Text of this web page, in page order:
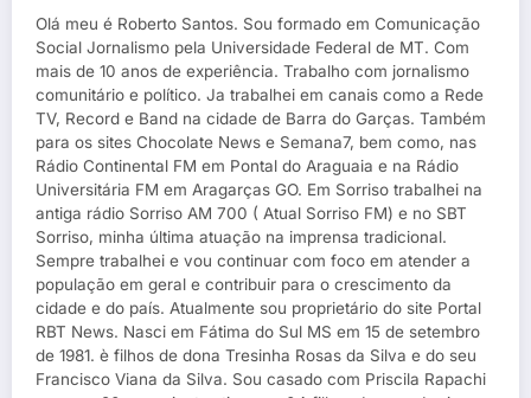
Olá meu é Roberto Santos. Sou formado em Comunicação
Social Jornalismo pela Universidade Federal de MT. Com
mais de 10 anos de experiência. Trabalho com jornalismo
comunitário e político. Ja trabalhei em canais como a Rede
TV, Record e Band na cidade de Barra do Garças. Também
para os sites Chocolate News e Semana7, bem como, nas
Rádio Continental FM em Pontal do Araguaia e na Rádio
Universitária FM em Aragarças GO. Em Sorriso trabalhei na
antiga rádio Sorriso AM 700 ( Atual Sorriso FM) e no SBT
Sorriso, minha última atuação na imprensa tradicional.
Sempre trabalhei e vou continuar com foco em atender a
população em geral e contribuir para o crescimento da
cidade e do país. Atualmente sou proprietário do site Portal
RBT News. Nasci em Fátima do Sul MS em 15 de setembro
de 1981. è filhos de dona Tresinha Rosas da Silva e do seu
Francisco Viana da Silva. Sou casado com Priscila Rapachi